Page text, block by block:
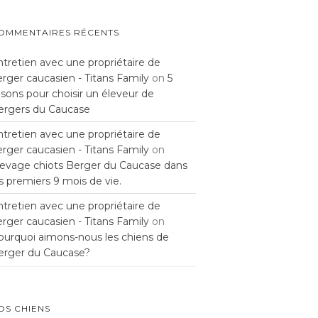
RÉCENTS
avec une propriétaire de
caucasien - Titans Familyon 5
pour choisir un éleveur de
du Caucase
avec une propriétaire de
caucasien - Titans Familyon
chiots Berger du Caucase dans
premiers 9 mois de vie.
avec une propriétaire de
caucasien - Titans Familyon
aimons-nous les chiens de
du Caucase?
CHIENS